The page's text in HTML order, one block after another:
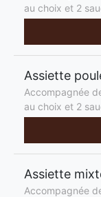
au choix et 2
Assiette
Accompagnée
au choix et 2
Assiette
Accompagnée